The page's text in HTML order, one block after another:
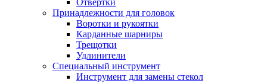
Отвертки
Принадлежности для головок
Воротки и рукоятки
Карданные шарниры
Трещотки
Удлинители
Специальный инструмент
Инструмент для замены стекол